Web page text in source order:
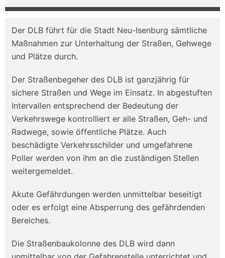
Der DLB führt für die Stadt Neu-Isenburg sämtliche
Maßnahmen zur Unterhaltung der Straßen, Gehwege
und Plätze durch.
Der Straßenbegeher des DLB ist ganzjährig für
sichere Straßen und Wege im Einsatz. In abgestuften
Intervallen entsprechend der Bedeutung der
Verkehrswege kontrolliert er alle Straßen, Geh- und
Radwege, sowie öffentliche Plätze. Auch
beschädigte Verkehrsschilder und umgefahrene
Poller werden von ihm an die zuständigen Stellen
weitergemeldet.
Akute Gefährdungen werden unmittelbar beseitigt
oder es erfolgt eine Absperrung des gefährdenden
Bereiches.
Die Straßenbaukolonne des DLB wird dann